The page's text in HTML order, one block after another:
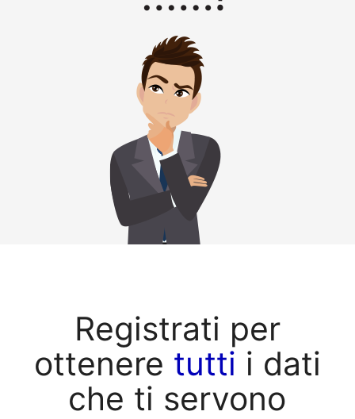
Registrati per
ottenere tutti i dati
che ti servono